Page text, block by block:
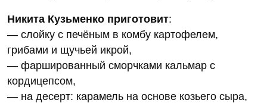
Никита Кузьменко приготовит:
— слойку с печёным в комбу картофелем,
грибами и щучьей икрой,
— фаршированный сморчками кальмар с
кордицепсом,
— на десерт: карамель на основе козьего сыра,